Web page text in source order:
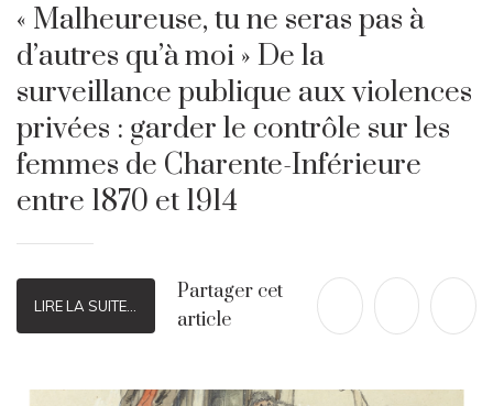
« Malheureuse, tu ne seras pas à
d’autres qu’à moi » De la
surveillance publique aux violences
privées : garder le contrôle sur les
femmes de Charente-Inférieure
entre 1870 et 1914
LIRE LA SUITE...
Partager cet
article